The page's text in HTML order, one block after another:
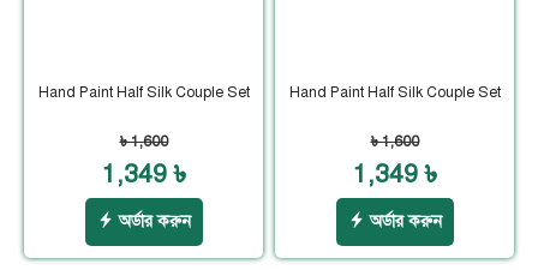
Hand Paint Half Silk Couple Set
৳ 1,600
1,349 ৳
অর্ডার করুন
Hand Paint Half Silk Couple Set
৳ 1,600
1,349 ৳
অর্ডার করুন